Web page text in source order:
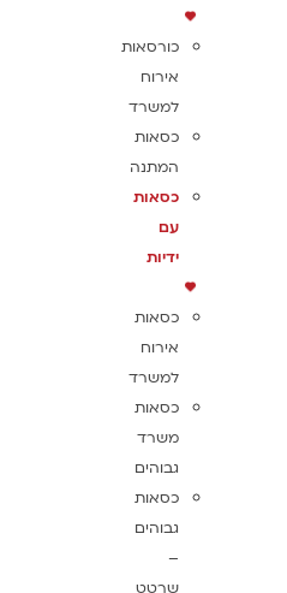
כורסאות
אירוח
למשרד
כסאות
המתנה
כסאות
עם
ידיות
כסאות
אירוח
למשרד
כסאות
משרד
גבוהים
כסאות
גבוהים
–
שרטט